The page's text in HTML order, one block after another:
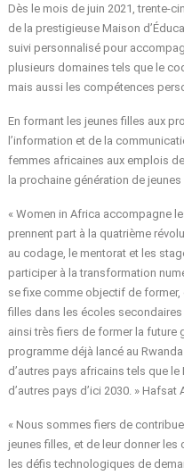
Dès le mois de juin 2021, trente-
de la prestigieuse Maison
suivi personnalisé pour
plusieurs domaines tels que le
mais aussi les compétences
En formant les jeunes filles aux
l’information et de la
femmes africaines aux emplois
la prochaine génération de
« Women in Africa accompagne
prennent part à la quatrième
au codage, le mentorat et les
participer à la transformation
se fixe comme objectif de
filles dans les écoles secondaires
ainsi très fiers de former la future
programme déjà lancé au
d’autres pays africains tels que
d’autres pays d’ici 2030. »
« Nous sommes fiers de
jeunes filles, et de leur donner
les défis technologiques de